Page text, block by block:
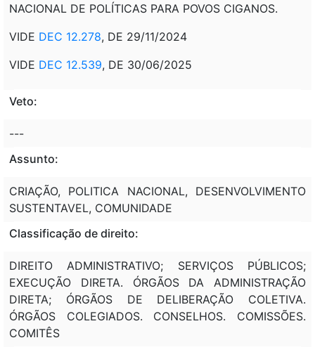
NACIONAL DE POLÍTICAS PARA POVOS CIGANOS.
VIDE DEC 12.278, DE 29/11/2024
VIDE DEC 12.539, DE 30/06/2025
Veto:
---
Assunto:
CRIAÇÃO, POLITICA NACIONAL, DESENVOLVIMENTO
SUSTENTAVEL, COMUNIDADE
Classificação de direito:
DIREITO ADMINISTRATIVO; SERVIÇOS PÚBLICOS;
EXECUÇÃO DIRETA. ÓRGÃOS DA ADMINISTRAÇÃO
DIRETA; ÓRGÃOS DE DELIBERAÇÃO COLETIVA.
ÓRGÃOS COLEGIADOS. CONSELHOS. COMISSÕES.
COMITÊS